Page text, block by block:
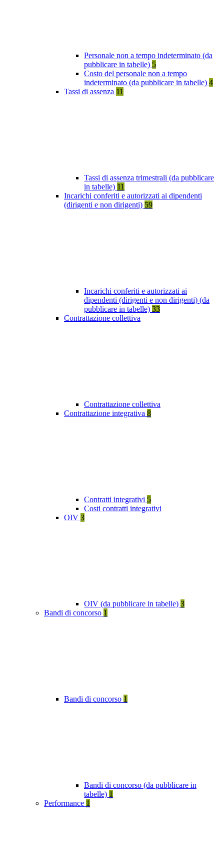
Personale non a tempo indeterminato (da
pubblicare in tabelle) 5
Costo del personale non a tempo
indeterminato (da pubblicare in tabelle) 4
Tassi di assenza 11
Tassi di assenza trimestrali (da pubblicare
in tabelle) 11
Incarichi conferiti e autorizzati ai dipendenti
(dirigenti e non dirigenti) 59
Incarichi conferiti e autorizzati ai
dipendenti (dirigenti e non dirigenti) (da
pubblicare in tabelle) 33
Contrattazione collettiva
Contrattazione collettiva
Contrattazione integrativa 8
Contratti integrativi 5
Costi contratti integrativi
OIV 3
OIV (da pubblicare in tabelle) 3
Bandi di concorso 1
Bandi di concorso 1
Bandi di concorso (da pubblicare in
tabelle) 1
Performance 1